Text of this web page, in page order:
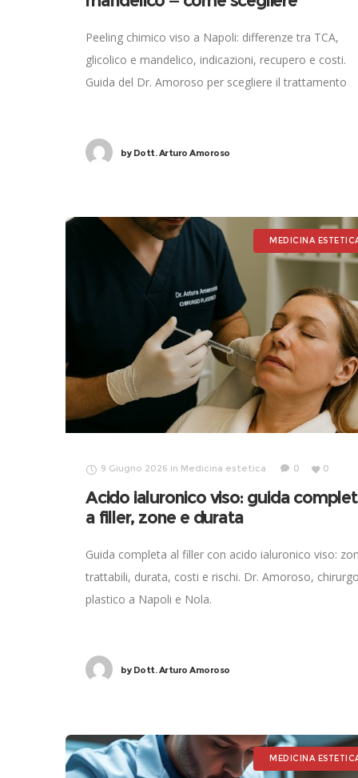
Peeling chimico viso a Napoli: differenze tra TCA,
glicolico e mandelico, indicazioni, recupero e costi.
Guida del Dr. Amoroso per scegliere il trattamento
byDott. Arturo Amoroso
MEDICINA
9 Giugno 2026 in Medicina estetica 0 0
Acido ialuronico viso: guida
a filler, zone e durata
Guida completa al filler con acido ialuronico viso:
trattabili, durata, costi e rischi. Dr. Amoroso,
plastico a Napoli e Nola.
byDott. Arturo Amoroso
MEDICINA